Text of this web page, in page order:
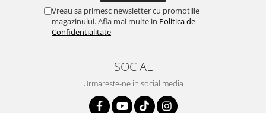
Vreau sa primesc newsletter cu promotiile
magazinului. Afla mai multe in Politica de
Confidentialitate
SOCIAL
Urmareste-ne in social media